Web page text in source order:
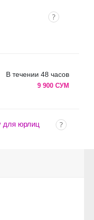
В течении 48 часов
9 900 СУМ
для юрлиц